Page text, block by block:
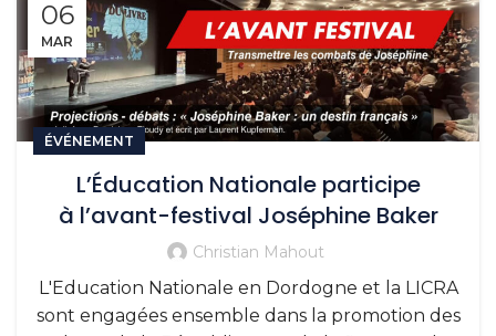
06
MAR
ÉVÉNEMENT
L’Éducation Nationale participe
à l’avant-festival Joséphine Baker
Christian Mahout
L'Education Nationale en Dordogne et la LICRA
sont engagées ensemble dans la promotion des